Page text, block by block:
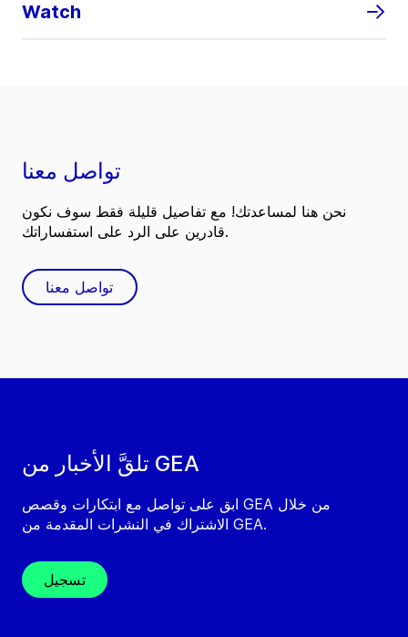
Watch
تلقَّ الأخبار من GEA
ابق على تواصل مع ابتكارات وقصص GEA من خلال
الاشتراك في النشرات المقدمة من GEA.
تسجيل
تواصل معنا
نحن هنا لمساعدتك! مع تفاصيل قليلة فقط سوف نكون
قادرين على الرد على استفساراتك.
تواصل معنا